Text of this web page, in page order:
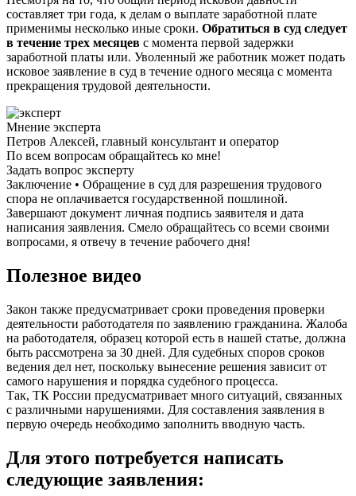
составляет три года, к делам о выплате заработной плате
применимы несколько иные сроки. Обратиться в суд следует
в течение трех месяцев с момента первой задержки
заработной платы или. Уволенный же работник может подать
исковое заявление в суд в течение одного месяца с момента
прекращения трудовой деятельности.
Мнение эксперта
Петров Алексей, главный консультант и оператор
По всем вопросам обращайтесь ко мне!
Задать вопрос эксперту
Заключение • Обращение в суд для разрешения трудового
спора не оплачивается государственной пошлиной.
Завершают документ личная подпись заявителя и дата
написания заявления. Смело обращайтесь со всеми своими
вопросами, я отвечу в течение рабочего дня!
Полезное видео
Закон также предусматривает сроки проведения проверки
деятельности работодателя по заявлению гражданина. Жалоба
на работодателя, образец которой есть в нашей статье, должна
быть рассмотрена за 30 дней. Для судебных споров сроков
ведения дел нет, поскольку вынесение решения зависит от
самого нарушения и порядка судебного процесса.
Так, ТК России предусматривает много ситуаций, связанных
с различными нарушениями. Для составления заявления в
первую очередь необходимо заполнить вводную часть.
Для этого потребуется написать
следующие заявления: